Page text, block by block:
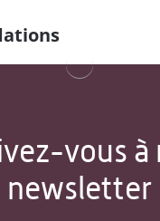
vous à
newsletter